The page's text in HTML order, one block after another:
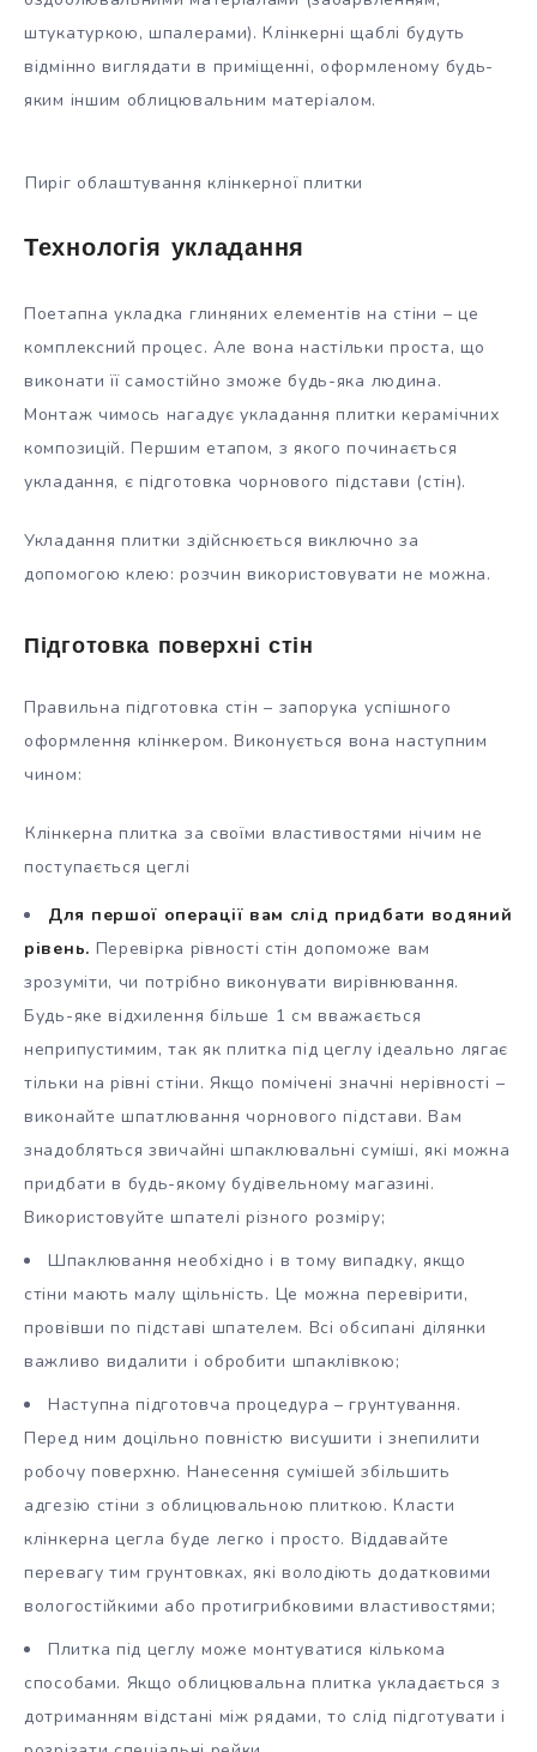
штукатуркою, шпалерами). Клінкерні щаблі будуть
відмінно виглядати в приміщенні, оформленому будь-
яким іншим облицювальним матеріалом.
Пиріг облаштування клінкерної плитки
Технологія укладання
Поетапна укладка глиняних елементів на стіни – це
комплексний процес. Але вона настільки проста, що
виконати її самостійно зможе будь-яка людина.
Монтаж чимось нагадує укладання плитки керамічних
композицій. Першим етапом, з якого починається
укладання, є підготовка чорнового підстави (стін).
Укладання плитки здійснюється виключно за
допомогою клею: розчин використовувати не можна.
Підготовка поверхні стін
Правильна підготовка стін – запорука успішного
оформлення клінкером. Виконується вона наступним
чином:
Клінкерна плитка за своїми властивостями нічим не
поступається цеглі
Для першої операції вам слід придбати водяний
рівень. Перевірка рівності стін допоможе вам
зрозуміти, чи потрібно виконувати вирівнювання.
Будь-яке відхилення більше 1 см вважається
неприпустимим, так як плитка під цеглу ідеально лягає
тільки на рівні стіни. Якщо помічені значні нерівності –
виконайте шпатлювання чорнового підстави. Вам
знадобляться звичайні шпаклювальні суміші, які можна
придбати в будь-якому будівельному магазині.
Використовуйте шпателі різного розміру;
Шпаклювання необхідно і в тому випадку, якщо
стіни мають малу щільність. Це можна перевірити,
провівши по підставі шпателем. Всі обсипані ділянки
важливо видалити і обробити шпаклівкою;
Наступна підготовча процедура – грунтування.
Перед ним доцільно повністю висушити і знепилити
робочу поверхню. Нанесення сумішей збільшить
адгезію стіни з облицювальною плиткою. Класти
клінкерна цегла буде легко і просто. Віддавайте
перевагу тим грунтовках, які володіють додатковими
вологостійкими або протигрибковими властивостями;
Плитка під цеглу може монтуватися кількома
способами. Якщо облицювальна плитка укладається з
дотриманням відстані між рядами, то слід підготувати і